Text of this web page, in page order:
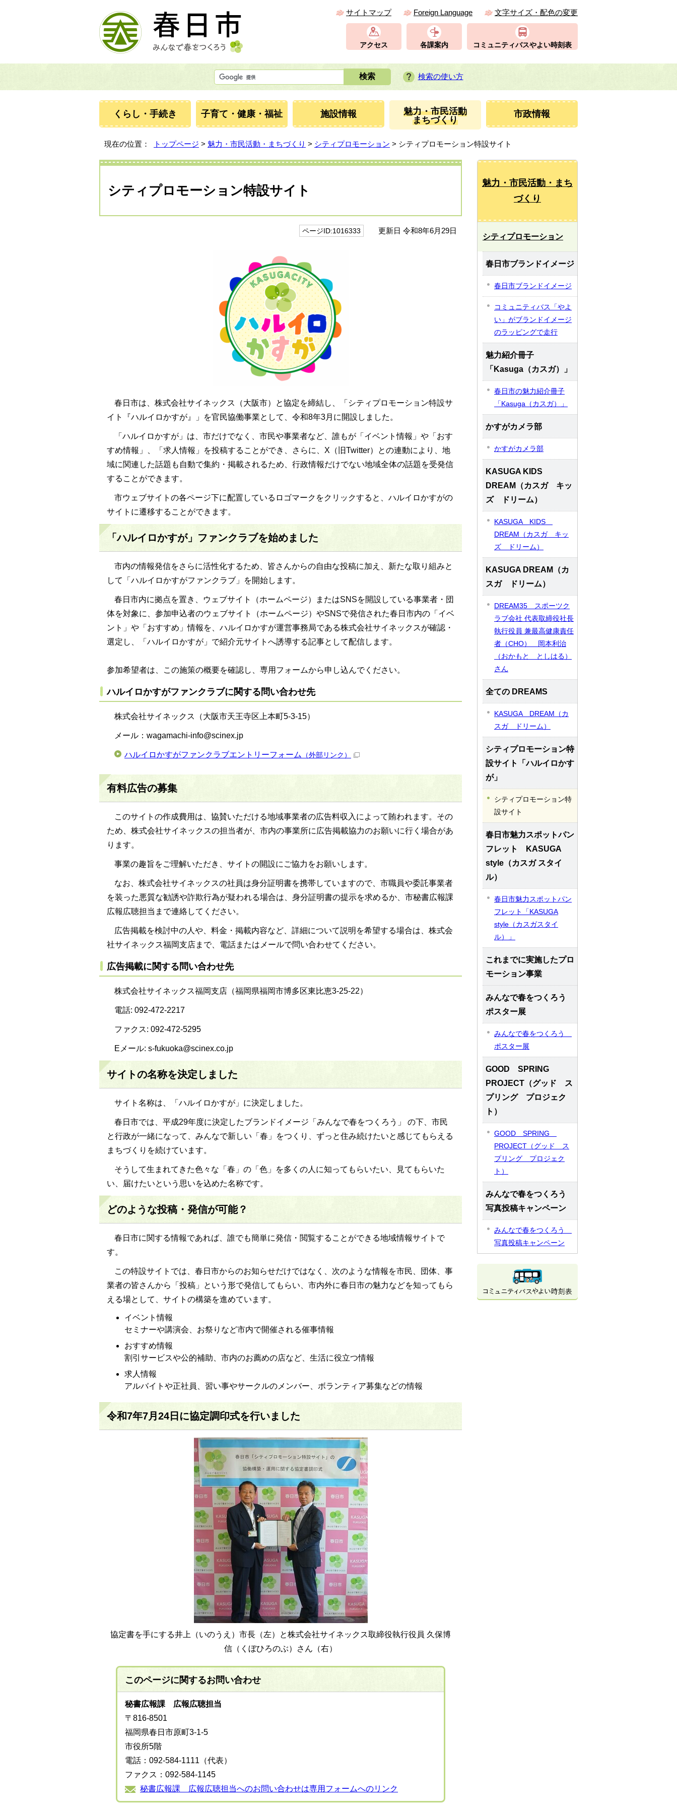
サイトマップ Foreign Language 文字サイズ・配色の変更
アクセス 各課案内 コミュニティバスやよい時刻表
検索の使い方
くらし・手続き 子育て・健康・福祉 施設情報
魅力・市民活動
まちづくり
市政情報
現在の位置： トップページ > 魅力・市民活動・まちづくり > シティプロモーション > シティプロモーション特設サイト
シティプロモーション特設サイト
ページID:1016333 更新日 令和8年6月29日
春日市は、株式会社サイネックス（大阪市）と協定を締結し、「シティプロモーション特設サ
イト『ハルイロかすが』」を官民協働事業として、令和8年3月に開設しました。
「ハルイロかすが」は、市だけでなく、市民や事業者など、誰もが「イベント情報」や「おす
すめ情報」、「求人情報」を投稿することができ、さらに、X（旧Twitter）との連動により、地
域に関連した話題も自動で集約・掲載されるため、行政情報だけでない地域全体の話題を受発信
することができます。
市ウェブサイトの各ページ下に配置しているロゴマークをクリックすると、ハルイロかすがの
サイトに遷移することができます。
「ハルイロかすが」ファンクラブを始めました
市内の情報発信をさらに活性化するため、皆さんからの自由な投稿に加え、新たな取り組みと
して「ハルイロかすがファンクラブ」を開始します。
春日市内に拠点を置き、ウェブサイト（ホームページ）またはSNSを開設している事業者・団
体を対象に、参加申込者のウェブサイト（ホームページ）やSNSで発信された春日市内の「イベ
ント」や「おすすめ」情報を、ハルイロかすが運営事務局である株式会社サイネックスが確認・
選定し、「ハルイロかすが」で紹介元サイトへ誘導する記事として配信します。
参加希望者は、この施策の概要を確認し、専用フォームから申し込んでください。
ハルイロかすがファンクラブに関する問い合わせ先
株式会社サイネックス（大阪市天王寺区上本町5-3-15）
メール：wagamachi-info@scinex.jp
ハルイロかすがファンクラブエントリーフォーム （外部リンク）
有料広告の募集
このサイトの作成費用は、協賛いただける地域事業者の広告料収入によって賄われます。その
ため、株式会社サイネックスの担当者が、市内の事業所に広告掲載協力のお願いに行く場合があ
ります。
事業の趣旨をご理解いただき、サイトの開設にご協力をお願いします。
なお、株式会社サイネックスの社員は身分証明書を携帯していますので、市職員や委託事業者
を装った悪質な勧誘や詐欺行為が疑われる場合は、身分証明書の提示を求めるか、市秘書広報課
広報広聴担当まで連絡してください。
広告掲載を検討中の人や、料金・掲載内容など、詳細について説明を希望する場合は、株式会
社サイネックス福岡支店まで、電話またはメールで問い合わせてください。
広告掲載に関する問い合わせ先
株式会社サイネックス福岡支店（福岡県福岡市博多区東比恵3-25-22）
電話: 092-472-2217
ファクス: 092-472-5295
Eメール: s-fukuoka@scinex.co.jp
サイトの名称を決定しました
サイト名称は、「ハルイロかすが」に決定しました。
春日市では、平成29年度に決定したブランドイメージ「みんなで春をつくろう」 の下、市民
と行政が一緒になって、みんなで新しい「春」をつくり、ずっと住み続けたいと感じてもらえる
まちづくりを続けています。
そうして生まれてきた色々な「春」の「色」を多くの人に知ってもらいたい、見てもらいた
い、届けたいという思いを込めた名称です。
どのような投稿・発信が可能？
春日市に関する情報であれば、誰でも簡単に発信・閲覧することができる地域情報サイトで
す。
この特設サイトでは、春日市からのお知らせだけではなく、次のような情報を市民、団体、事
業者の皆さんから「投稿」という形で発信してもらい、市内外に春日市の魅力などを知ってもら
える場として、サイトの構築を進めています。
イベント情報
セミナーや講演会、お祭りなど市内で開催される催事情報
おすすめ情報
割引サービスや公的補助、市内のお薦めの店など、生活に役立つ情報
求人情報
アルバイトや正社員、習い事やサークルのメンバー、ボランティア募集などの情報
令和7年7月24日に協定調印式を行いました
協定書を手にする井上（いのうえ）市長（左）と株式会社サイネックス取締役執行役員 久保博
信（くぼひろのぶ）さん（右）
このページに関するお問い合わせ
秘書広報課 広報広聴担当
〒816-8501
福岡県春日市原町3-1-5
市役所5階
電話：092-584-1111（代表）
ファクス：092-584-1145
秘書広報課 広報広聴担当へのお問い合わせは専用フォームへのリンク
魅力・市民活動・まち
づくり
シティプロモーション
春日市ブランドイメージ
春日市ブランドイメージ
コミュニティバス「やよ
い」がブランドイメージ
のラッピングで走行
魅力紹介冊子
「Kasuga（カスガ）」
春日市の魅力紹介冊子
「Kasuga（カスガ）」
かすがカメラ部
かすがカメラ部
KASUGA KIDS
DREAM（カスガ キッ
ズ ドリーム）
KASUGA KIDS
DREAM（カスガ キッ
ズ ドリーム）
KASUGA DREAM（カ
スガ ドリーム）
DREAM35 スポーツク
ラブ会社 代表取締役社長
執行役員 兼最高健康責任
者（CHO） 岡本利治
（おかもと としはる）
さん
全ての DREAMS
KASUGA DREAM（カ
スガ ドリーム）
シティプロモーション特
設サイト「ハルイロかす
が」
シティプロモーション特
設サイト
春日市魅力スポットパン
フレット KASUGA
style（カスガ スタイ
ル）
春日市魅力スポットパン
フレット「KASUGA
style（カスガスタイ
ル）」
これまでに実施したプロ
モーション事業
みんなで春をつくろう
ポスター展
みんなで春をつくろう
ポスター展
GOOD SPRING
PROJECT（グッド ス
プリング プロジェク
ト）
GOOD SPRING
PROJECT（グッド ス
プリング プロジェク
ト）
みんなで春をつくろう
写真投稿キャンペーン
みんなで春をつくろう
写真投稿キャンペーン